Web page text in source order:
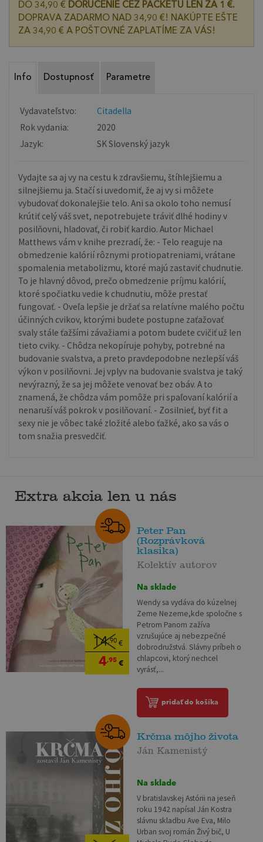
DO 34,90 € DORUČENIE CEZ PACKETU LEN ZA 1 €.
DOPRAVA ZADARMO NAD 34,90 €! NAKÚPTE EŠTE
ZA 34,90 € A POŠTOVNÉ ZAPLATÍME ZA VÁS!
Info Dostupnosť Parametre
Vydavateľstvo:
Citadella
Rok vydania:
2020
Jazyk:
SK Slovenský jazyk
Vydajte sa aj vy na cestu k zdravšiemu, štíhlejšiemu a
silnejšiemu ja. Stačí si uvedomiť, že aj vy si môžete
vybudovať dokonalejšie telo. Ani sa okolo toho nemusí
krútiť celý váš svet, nepotrebujete tráviť dlhé hodiny v
posilňovni, hladovať, či robiť kardio. Autor Michael
Matthews vám v knihe prezradí, že: - Telo reaguje na
obmedzenie kalórií rôznymi protiopatreniami, vrátane
spomalenia metabolizmu, ktoré majú zastaviť chudnutie.
To je hlavný dôvod, prečo obmedzenie príjmu kalórií,
ktoré spočiatku vedie k chudnutiu, môže prestať
fungovať. - Oveľa lepšie je držať sa relatívne malého počtu
účinných cvikov, ktorými budete postupne zaťažovať
svaly stále ťažšími závažiami a potom budete cvičiť už len
tieto cviky. - Chôdza nekopíruje pohyby, potrebné na
budovanie svalstva, a preto pravdepodobne nezlepší váš
výkon v posilňovni. Jej vplyv na budovanie svalstva je taký
nevýrazný, že sa jej môžete venovať bez obáv. A to
znamená, že chôdza vám pomôže pri spaľovaní kalórií a
nenaruší váš pokrok v posilňovaní. - Zosilnieť, byť fit a
sexy nie je vôbec také zložité alebo ťažké, ako sa vás o
tom snažia presvedčiť.
Extra akcia len u nás
14,90€
4,95€
Peter Pan
(Rozprávková
klasika)
Kolektív autorov
Na sklade
Wendy sa vydáva do kúzelnej
Zeme Nezeme,kde spoločne s
Petrom Panom zažíva
vzrušujúce aj nebezpečné
dobrodružstvá. Slávny príbeh o
chlapcovi, ktorý nechcel
vyrásť,...
pridať do košíka
Krčma môjho života
Ján Kamenistý
Na sklade
V bratislavskej Astórii na jeseň
roku 1942 napísal Ján Kostra
slávnu skladbu Ave Eva, Milo
Urban svoj román Živý bič, U